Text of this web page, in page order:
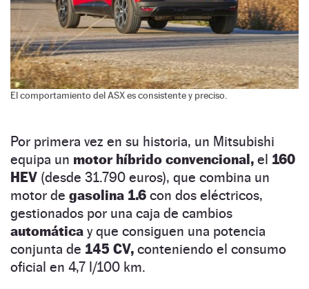
El comportamiento del ASX es consistente y preciso.
Por primera vez en su historia, un Mitsubishi
equipa un motor híbrido convencional, el 160
HEV (desde 31.790 euros), que combina un
motor de gasolina 1.6 con dos eléctricos,
gestionados por una caja de cambios
automática y que consiguen una potencia
conjunta de 145 CV, conteniendo el consumo
oficial en 4,7 l/100 km.